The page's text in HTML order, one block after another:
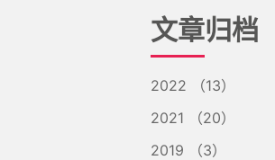
文章归档
2022 （13）
2021 （20）
2019 （3）